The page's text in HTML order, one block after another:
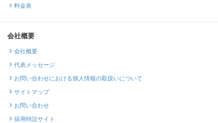
料金表
会社概要
会社概要
代表メッセージ
お問い合わせにおける個人情報の取扱いについて
サイトマップ
お問い合わせ
採用特設サイト